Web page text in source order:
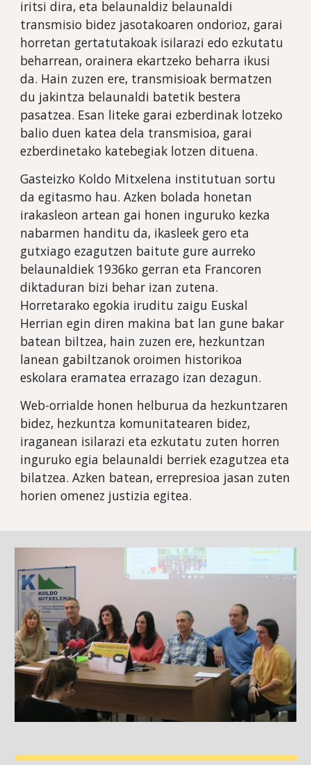
iritsi dira, eta belaunaldiz belaunaldi
transmisio bidez jasotakoaren ondorioz, garai
horretan gertatutakoak isilarazi edo ezkutatu
beharrean, orainera ekartzeko beharra ikusi
da. Hain zuzen ere, transmisioak bermatzen
du jakintza belaunaldi batetik bestera
pasatzea. Esan liteke garai ezberdinak lotzeko
balio duen katea dela transmisioa, garai
ezberdinetako katebegiak lotzen dituena.
Gasteizko Koldo Mitxelena institutuan sortu
da egitasmo hau. Azken bolada honetan
irakasleon artean gai honen inguruko kezka
nabarmen handitu da, ikasleek gero eta
gutxiago ezagutzen baitute gure aurreko
belaunaldiek 1936ko gerran eta Francoren
diktaduran bizi behar izan zutena.
Horretarako egokia iruditu zaigu Euskal
Herrian egin diren makina bat lan gune bakar
batean biltzea, hain zuzen ere, hezkuntzan
lanean gabiltzanok oroimen historikoa
eskolara eramatea errazago izan dezagun.
Web-orrialde honen helburua da hezkuntzaren
bidez, hezkuntza komunitatearen bidez,
iraganean isilarazi eta ezkutatu zuten horren
inguruko egia belaunaldi berriek ezagutzea eta
bilatzea. Azken batean, errepresioa jasan zuten
horien omenez justizia egitea.